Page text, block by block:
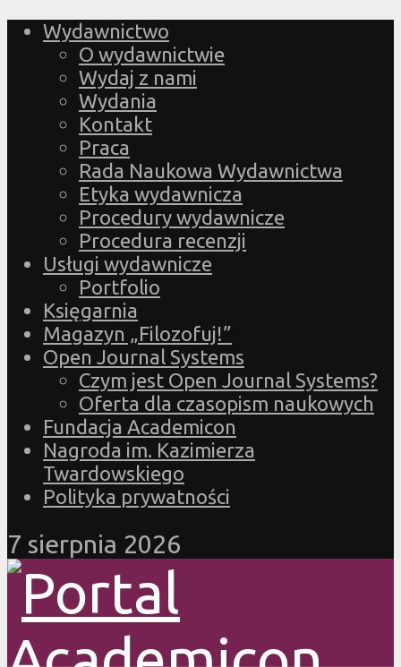
Wydawnictwo
O wydawnictwie
Wydaj z nami
Wydania
Kontakt
Praca
Rada Naukowa Wydawnictwa
Etyka wydawnicza
Procedury wydawnicze
Procedura recenzji
Usługi wydawnicze
Portfolio
Księgarnia
Magazyn „Filozofuj!”
Open Journal Systems
Czym jest Open Journal Systems?
Oferta dla czasopism naukowych
Fundacja Academicon
Nagroda im. Kazimierza
Twardowskiego
Polityka prywatności
7 sierpnia 2026